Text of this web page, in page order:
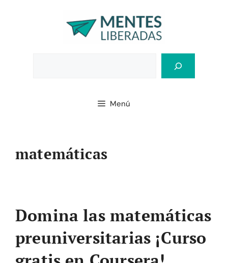
Menú
matemáticas
Domina las matemáticas
preuniversitarias ¡Curso